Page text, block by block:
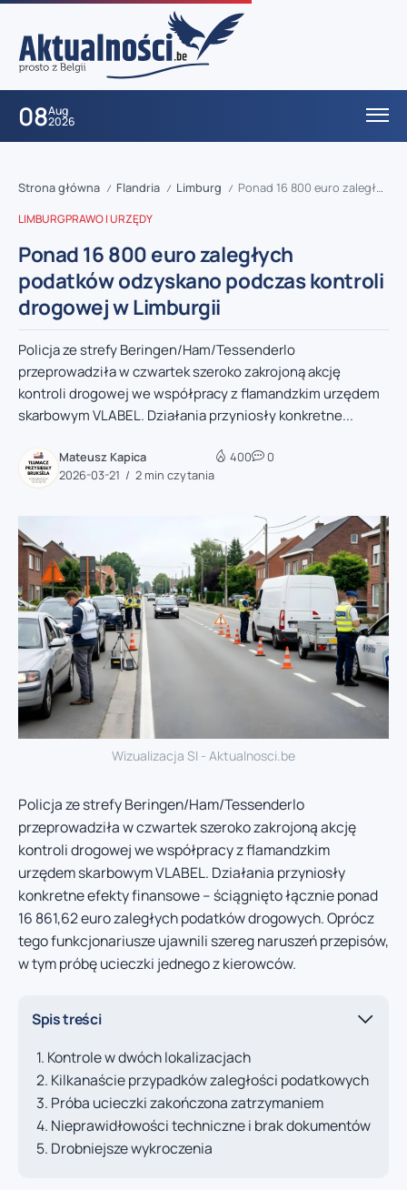
08Aug
2026
Strona główna / Flandria / Limburg / Ponad 16 800 euro zaległych podatków odzyskano podczas kontroli drogowej w Limburgii
LIMBURGPRAWO I URZĘDY
Ponad 16 800 euro zaległych
podatków odzyskano podczas kontroli
drogowej w Limburgii
Policja ze strefy Beringen/Ham/Tessenderlo
przeprowadziła w czwartek szeroko zakrojoną akcję
kontroli drogowej we współpracy z flamandzkim urzędem
skarbowym VLABEL. Działania przyniosły konkretne...
Mateusz Kapica
2026-03-21
2 min czytania
400 0
Wizualizacja SI - Aktualnosci.be
Policja ze strefy Beringen/Ham/Tessenderlo
przeprowadziła w czwartek szeroko zakrojoną akcję
kontroli drogowej we współpracy z flamandzkim
urzędem skarbowym VLABEL. Działania przyniosły
konkretne efekty finansowe – ściągnięto łącznie ponad
16 861,62 euro zaległych podatków drogowych. Oprócz
tego funkcjonariusze ujawnili szereg naruszeń przepisów,
w tym próbę ucieczki jednego z kierowców.
Spis treści
Kontrole w dwóch lokalizacjach
Kilkanaście przypadków zaległości podatkowych
Próba ucieczki zakończona zatrzymaniem
Nieprawidłowości techniczne i brak dokumentów
Drobniejsze wykroczenia